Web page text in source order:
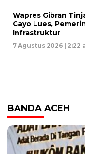
Wapres Gibran
Gayo Lues,
Infrastruktur
7 Agustus 2026 | 2:22
BANDA ACEH